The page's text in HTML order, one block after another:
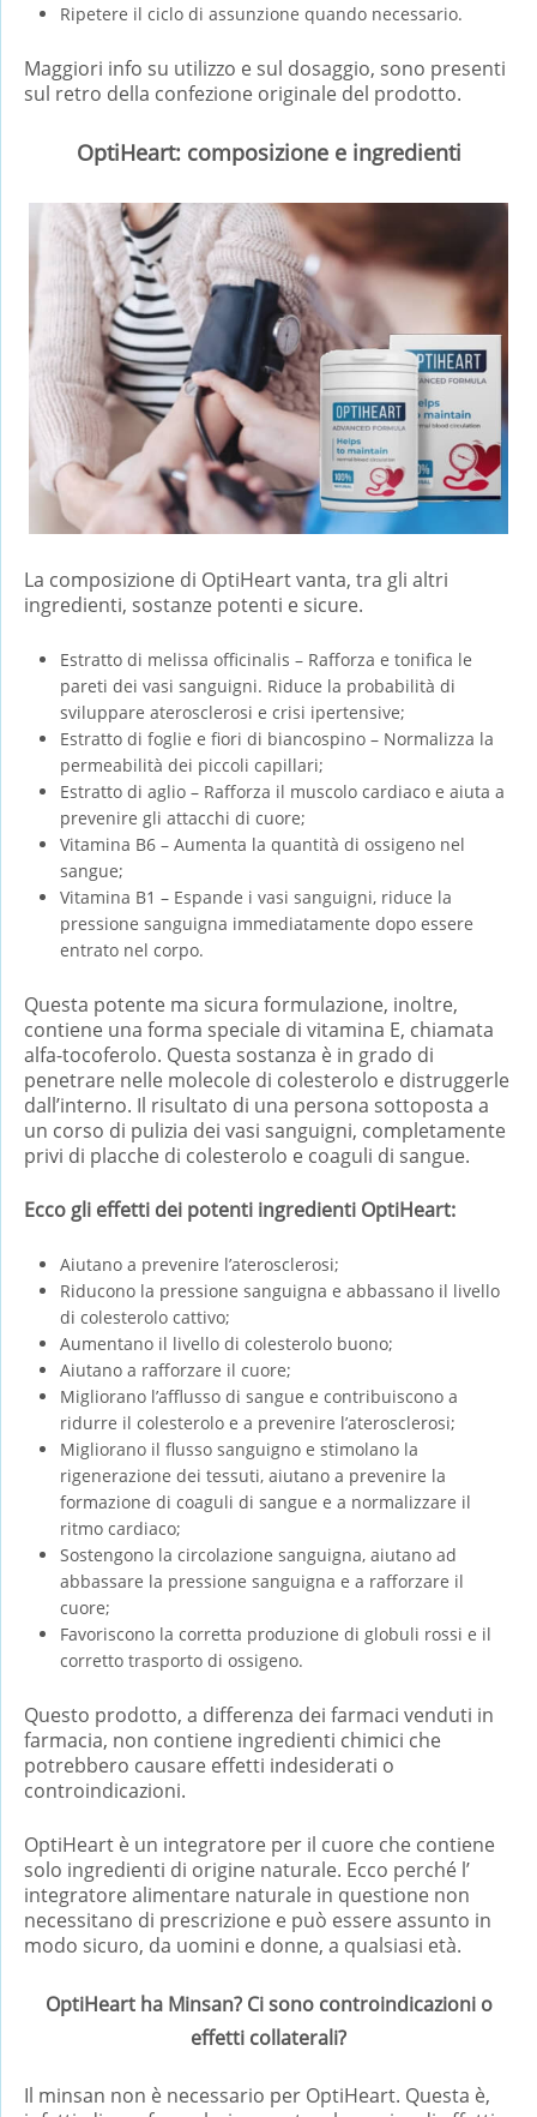
Ripetere il ciclo di assunzione quando necessario.
Maggiori info su utilizzo e sul dosaggio, sono presenti
sul retro della confezione originale del prodotto.
OptiHeart: composizione e ingredienti
La composizione di OptiHeart vanta, tra gli altri
ingredienti, sostanze potenti e sicure.
Estratto di melissa officinalis – Rafforza e tonifica le
pareti dei vasi sanguigni. Riduce la probabilità di
sviluppare aterosclerosi e crisi ipertensive;
Estratto di foglie e fiori di biancospino – Normalizza la
permeabilità dei piccoli capillari;
Estratto di aglio – Rafforza il muscolo cardiaco e aiuta a
prevenire gli attacchi di cuore;
Vitamina B6 – Aumenta la quantità di ossigeno nel
sangue;
Vitamina B1 – Espande i vasi sanguigni, riduce la
pressione sanguigna immediatamente dopo essere
entrato nel corpo.
Questa potente ma sicura formulazione, inoltre,
contiene una forma speciale di vitamina E, chiamata
alfa-tocoferolo. Questa sostanza è in grado di
penetrare nelle molecole di colesterolo e distruggerle
dall’interno. Il risultato di una persona sottoposta a
un corso di pulizia dei vasi sanguigni, completamente
privi di placche di colesterolo e coaguli di sangue.
Ecco gli effetti dei potenti ingredienti OptiHeart:
Aiutano a prevenire l’aterosclerosi;
Riducono la pressione sanguigna e abbassano il livello
di colesterolo cattivo;
Aumentano il livello di colesterolo buono;
Aiutano a rafforzare il cuore;
Migliorano l’afflusso di sangue e contribuiscono a
ridurre il colesterolo e a prevenire l’aterosclerosi;
Migliorano il flusso sanguigno e stimolano la
rigenerazione dei tessuti, aiutano a prevenire la
formazione di coaguli di sangue e a normalizzare il
ritmo cardiaco;
Sostengono la circolazione sanguigna, aiutano ad
abbassare la pressione sanguigna e a rafforzare il
cuore;
Favoriscono la corretta produzione di globuli rossi e il
corretto trasporto di ossigeno.
Questo prodotto, a differenza dei farmaci venduti in
farmacia, non contiene ingredienti chimici che
potrebbero causare effetti indesiderati o
controindicazioni.
OptiHeart è un integratore per il cuore che contiene
solo ingredienti di origine naturale. Ecco perché l’
integratore alimentare naturale in questione non
necessitano di prescrizione e può essere assunto in
modo sicuro, da uomini e donne, a qualsiasi età.
OptiHeart ha Minsan? Ci sono controindicazioni o
effetti collaterali?
Il minsan non è necessario per OptiHeart. Questa è,